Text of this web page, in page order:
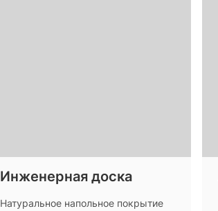
Инженерная доска
Натуральное напольное покрытие